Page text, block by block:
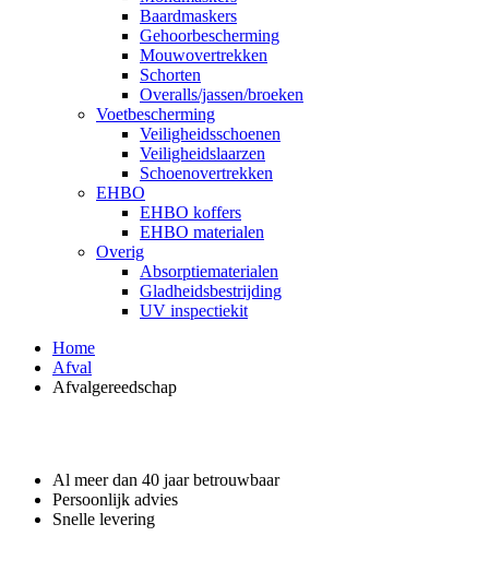
Baardmaskers
Gehoorbescherming
Mouwovertrekken
Schorten
Overalls/jassen/broeken
Voetbescherming
Veiligheidsschoenen
Veiligheidslaarzen
Schoenovertrekken
EHBO
EHBO koffers
EHBO materialen
Overig
Absorptiematerialen
Gladheidsbestrijding
UV inspectiekit
Home
Afval
Afvalgereedschap
Al meer dan 40 jaar betrouwbaar
Persoonlijk advies
Snelle levering